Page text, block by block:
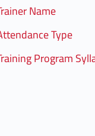
Name
Type
Program